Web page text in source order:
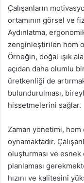
Çalışanların
ortamının görsel ve
Aydınlatma,
zenginleştirilen hom
Örneğin, doğal ışık
açıdan daha olumlu
üretkenliği de
bulundurulması,
hissetmelerini sağlar.
Zaman yönetimi,
oynamaktadır.
oluşturması ve
planlaması
hızını ve kalitesini